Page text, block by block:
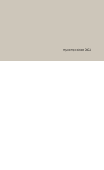
mycomposition 2023